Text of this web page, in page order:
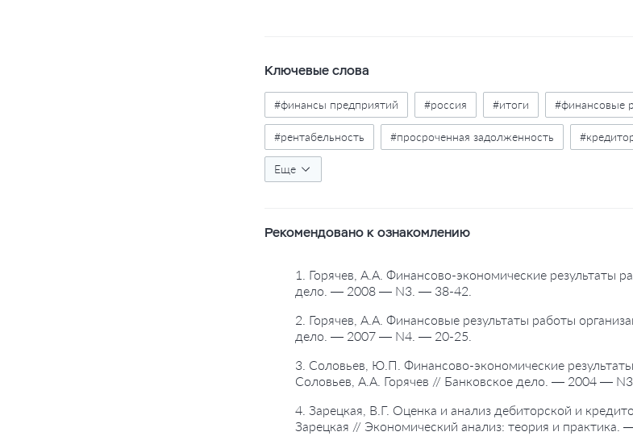
Ключевые слова
#финансы предприятий #россия #итоги #финансовые
#рентабельность #просроченная задолженность
#государство
Еще
Рекомендовано к ознакомлению
1. Горячев, А.А. Финансово-экономические результаты
дело. — 2008 — N3. — 38-42.
2. Горячев, А.А. Финансовые результаты работы
дело. — 2007 — N4. — 20-25.
3. Соловьев, Ю.П. Финансово-экономические
Соловьев, А.А. Горячев // Банковское дело. — 2004 —
4. Зарецкая, В.Г. Оценка и анализ дебиторской и
Зарецкая // Экономический анализ: теория и